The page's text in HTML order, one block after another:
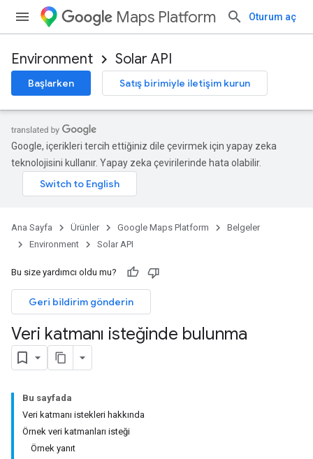
Maps Platform Oturum aç
Environment Solar API
Başlarken Satış birimiyle iletişim kurun
Google, içerikleri tercih ettiğiniz dile çevirmek için yapay zeka
teknolojisini kullanır. Yapay zeka çevirilerinde hata olabilir.
Ana Sayfa Ürünler Google Maps Platform
Belgeler
Environment
Solar API
Bu size yardımcı oldu mu?
Geri bildirim gönderin
Veri katmanı isteğinde bulunma
Bu sayfada
Veri katmanı istekleri hakkında
Örnek veri katmanları isteği
Örnek yanıt